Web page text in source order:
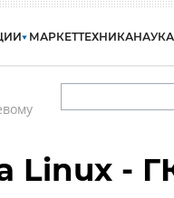
МАРКЕТТЕХНИКАНАУКА
Linux -